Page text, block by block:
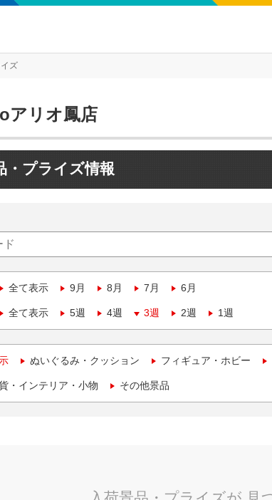
ズ
アリオ鳳店
・プライズ情報
全て表示 9月 8月 7月 6月
全て表示 5週 4週 3週 2週 1週
ぬいぐるみ・クッション フィギュア・ホビー
・インテリア・小物 その他景品